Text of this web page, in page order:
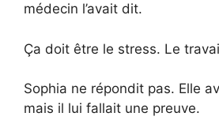
médecin l’avait dit.
Ça doit être le stress. Le
Sophia ne répondit pas. Elle
mais il lui fallait une preuve.